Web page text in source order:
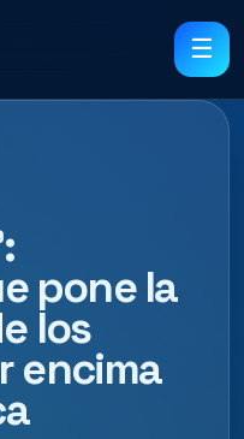
☰
pone la
los
encima